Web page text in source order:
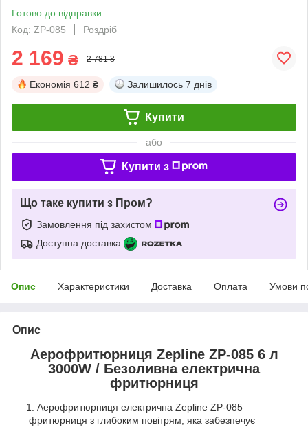
Готово до відправки
Код: ZP-085
Роздріб
2 169 ₴ 2 781 ₴
Економія 612 ₴ Залишилось 7 днів
Купити
або
Купити з
Що таке купити з Пром?
Замовлення під захистом
Доступна доставка
Опис Характеристики Доставка Оплата Умови
Опис
Аерофритюрниця Zepline ZP-085 6 л
3000W / Безоливна електрична
фритюрниця
Аерофритюрниця електрична Zepline ZP-085 –
фритюрниця з глибоким повітрям, яка забезпечує